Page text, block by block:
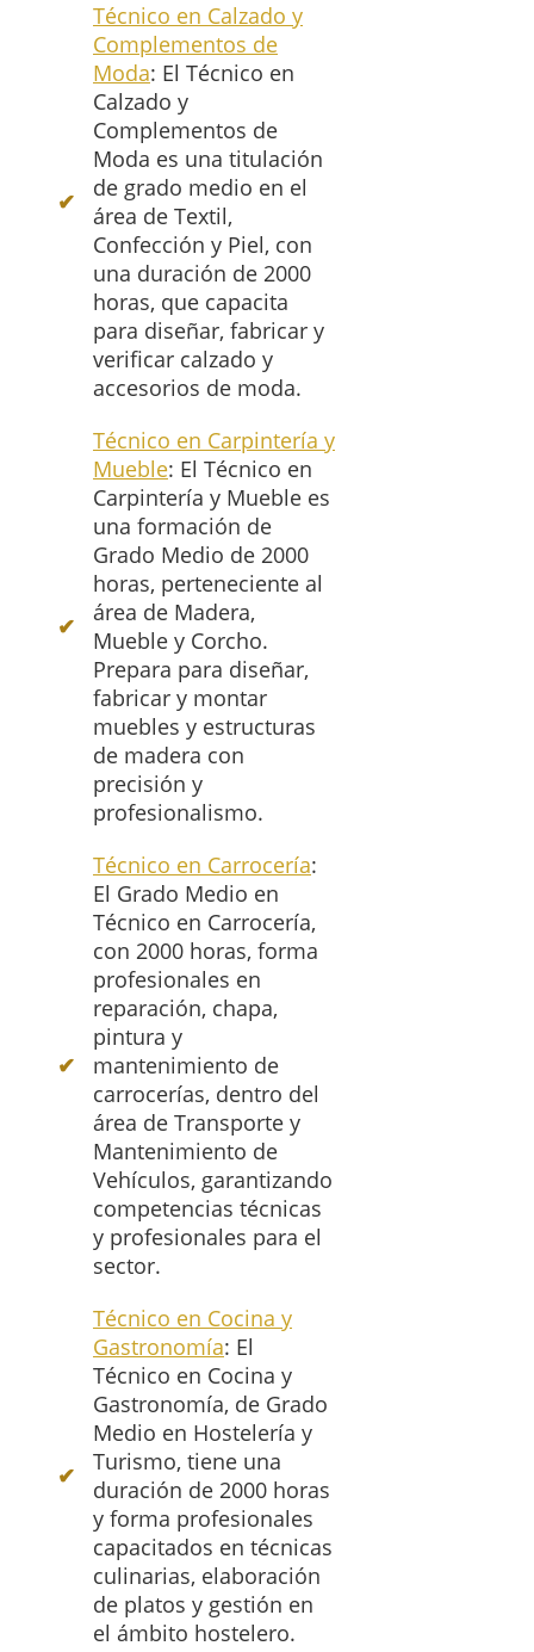
Técnico en Calzado y
Complementos de
Moda: El Técnico en
Calzado y
Complementos de
Moda es una titulación
de grado medio en el
área de Textil,
Confección y Piel, con
una duración de 2000
horas, que capacita
para diseñar, fabricar y
verificar calzado y
accesorios de moda.
Técnico en Carpintería y
Mueble: El Técnico en
Carpintería y Mueble es
una formación de
Grado Medio de 2000
horas, perteneciente al
área de Madera,
Mueble y Corcho.
Prepara para diseñar,
fabricar y montar
muebles y estructuras
de madera con
precisión y
profesionalismo.
Técnico en Carrocería:
El Grado Medio en
Técnico en Carrocería,
con 2000 horas, forma
profesionales en
reparación, chapa,
pintura y
mantenimiento de
carrocerías, dentro del
área de Transporte y
Mantenimiento de
Vehículos, garantizando
competencias técnicas
y profesionales para el
sector.
Técnico en Cocina y
Gastronomía: El
Técnico en Cocina y
Gastronomía, de Grado
Medio en Hostelería y
Turismo, tiene una
duración de 2000 horas
y forma profesionales
capacitados en técnicas
culinarias, elaboración
de platos y gestión en
el ámbito hostelero.